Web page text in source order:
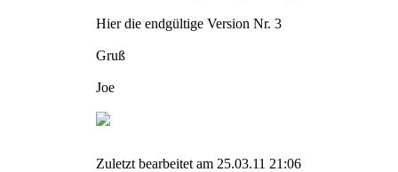
Hier die endgültige Version Nr. 3
Gruß
Joe
Zuletzt bearbeitet am 25.03.11 21:06